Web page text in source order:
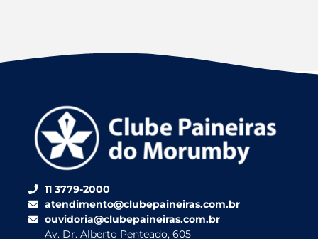
11 3779-2000
atendimento@clubepaineiras.com.br
ouvidoria@clubepaineiras.com.br
Av. Dr. Alberto Penteado, 605